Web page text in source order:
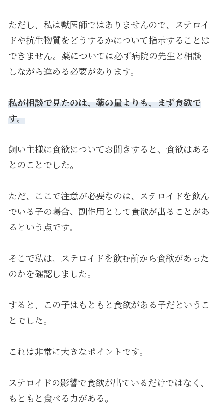
ただし、私は獣医師ではありませんので、ステロイ
ドや抗生物質をどうするかについて指示することは
できません。薬については必ず病院の先生と相談
しながら進める必要があります。
私が相談で見たのは、薬の量よりも、まず食欲で
す。
飼い主様に食欲についてお聞きすると、食欲はある
とのことでした。
ただ、ここで注意が必要なのは、ステロイドを飲ん
でいる子の場合、副作用として食欲が出ることがあ
るという点です。
そこで私は、ステロイドを飲む前から食欲があった
のかを確認しました。
すると、この子はもともと食欲がある子だというこ
とでした。
これは非常に大きなポイントです。
ステロイドの影響で食欲が出ているだけではなく、
もともと食べる力がある。